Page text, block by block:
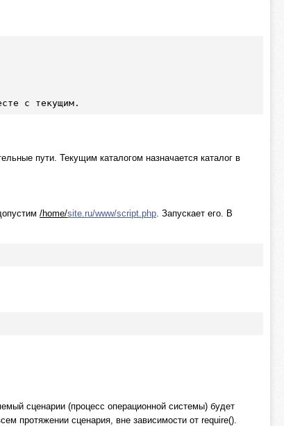
с текущим.
пути. Текущим каталогом назначается каталог в
/home/site.ru/www/script.php. Запускает его. В
сценарии (процесс операционной системы) будет
протяжении сценария, вне зависимости от require().